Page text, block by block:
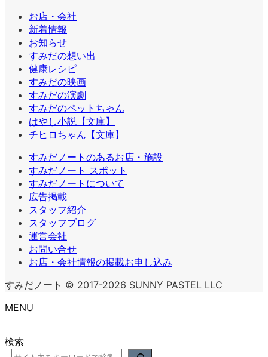
お店・会社
新着情報
お知らせ
すみだの想い出
健康レシピ
すみだの映画
すみだの演劇
すみだのペットちゃん
はやし小説【文庫】
チヒロちゃん【文庫】
すみだノートのあるお店・施設
すみだノート スポット
すみだノートについて
広告掲載
スタッフ紹介
スタッフブログ
運営会社
お問い合せ
お店・会社情報の掲載お申し込み
すみだノート © 2017-2026 SUNNY PASTEL LLC
MENU
検索